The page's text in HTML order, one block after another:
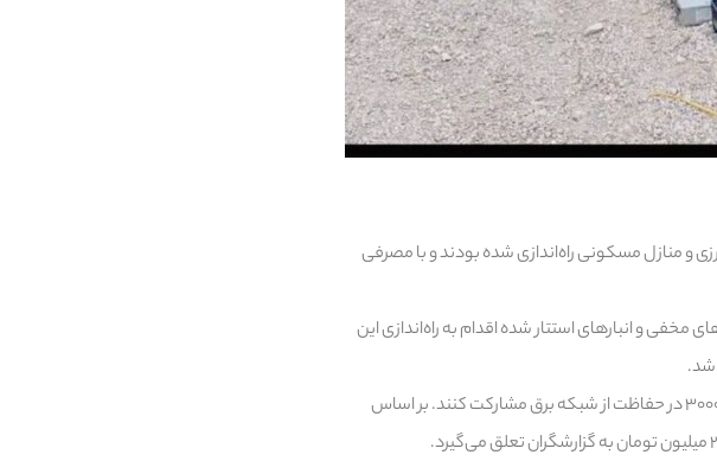
و منازل مسکونی راه‌اندازی شده بودند و با مصرفی
و انبارهای استتار شده اقدام به راه‌اندازی این
شد.
شرکت توانیر از شهروندان خواست با گزارش موارد مشکوک به سامانه پیامکی ۳۰۰۰۵۱۲۱ در حفاظت از شبکه برق مشارکت کنند. بر اساس